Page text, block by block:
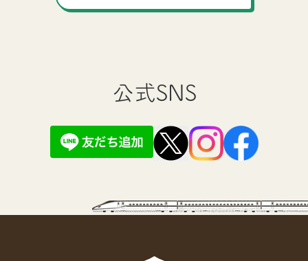
公式SNS